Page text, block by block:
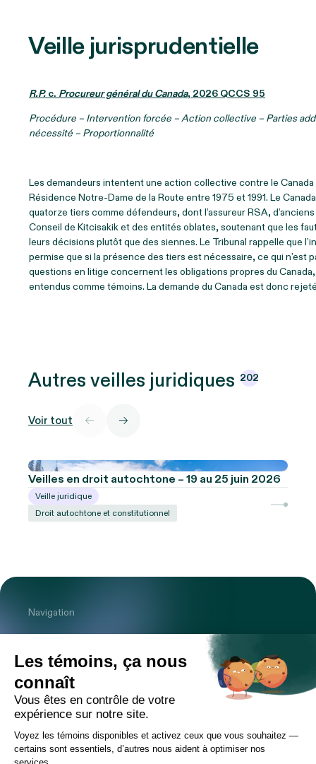
Veille jurisprudentielle
R.P. c. Procureur général du Canada, 2026 QCCS 95
Procédure – Intervention forcée – Action collective – Parties
nécessité – Proportionnalité
Les demandeurs intentent une action collective contre le Canada
Résidence Notre‑Dame de la Route entre 1975 et 1991. Le
quatorze tiers comme défendeurs, dont l’assureur RSA,
Conseil de Kitcisakik et des entités oblates, soutenant que les
leurs décisions plutôt que des siennes. Le Tribunal rappelle que
permise que si la présence des tiers est nécessaire, ce qui n’est
questions en litige concernent les obligations propres du
entendus comme témoins. La demande du Canada est donc
Autres veilles juridiques 202
Voir tout
Veilles en droit autochtone – 19 au 25 juin 2026
Veille juridique
Droit autochtone et constitutionnel
Navigation
Cabinet
Équipe
Expertises
Bureaux
Carrière
Transactions
Publications